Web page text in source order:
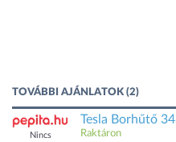
TOVÁBBI AJÁNLATOK (2)
Nincs
Tesla Borhűtő
Raktáron